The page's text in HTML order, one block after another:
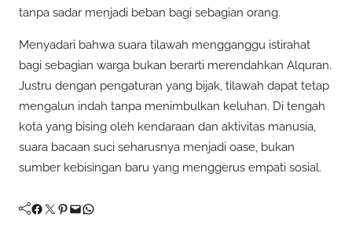
tanpa sadar menjadi beban bagi sebagian orang.
Menyadari bahwa suara tilawah mengganggu istirahat
bagi sebagian warga bukan berarti merendahkan Alquran.
Justru dengan pengaturan yang bijak, tilawah dapat tetap
mengalun indah tanpa menimbulkan keluhan. Di tengah
kota yang bising oleh kendaraan dan aktivitas manusia,
suara bacaan suci seharusnya menjadi oase, bukan
sumber kebisingan baru yang menggerus empati sosial.
Facebook Twitter Pinterest Mail WhatsApp